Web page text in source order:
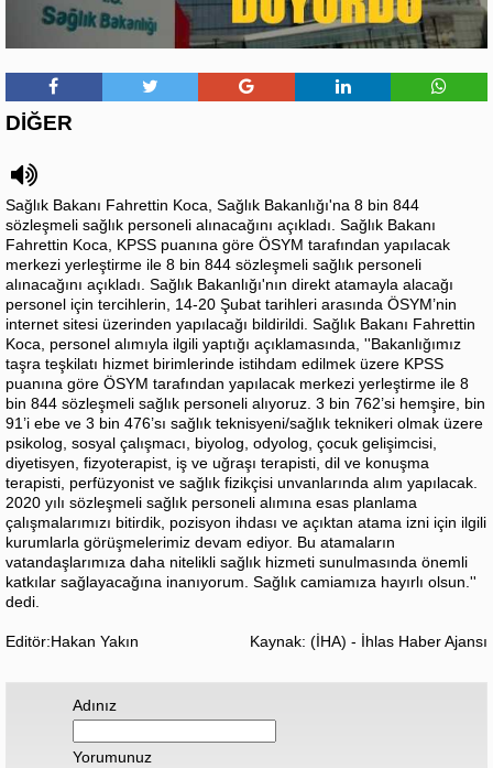
DİĞER
Sağlık Bakanı Fahrettin Koca, Sağlık Bakanlığı'na 8 bin 844
sözleşmeli sağlık personeli alınacağını açıkladı. Sağlık Bakanı
Fahrettin Koca, KPSS puanına göre ÖSYM tarafından yapılacak
merkezi yerleştirme ile 8 bin 844 sözleşmeli sağlık personeli
alınacağını açıkladı. Sağlık Bakanlığı'nın direkt atamayla alacağı
personel için tercihlerin, 14-20 Şubat tarihleri arasında ÖSYM’nin
internet sitesi üzerinden yapılacağı bildirildi. Sağlık Bakanı Fahrettin
Koca, personel alımıyla ilgili yaptığı açıklamasında, ''Bakanlığımız
taşra teşkilatı hizmet birimlerinde istihdam edilmek üzere KPSS
puanına göre ÖSYM tarafından yapılacak merkezi yerleştirme ile 8
bin 844 sözleşmeli sağlık personeli alıyoruz. 3 bin 762’si hemşire, bin
91’i ebe ve 3 bin 476’sı sağlık teknisyeni/sağlık teknikeri olmak üzere
psikolog, sosyal çalışmacı, biyolog, odyolog, çocuk gelişimcisi,
diyetisyen, fizyoterapist, iş ve uğraşı terapisti, dil ve konuşma
terapisti, perfüzyonist ve sağlık fizikçisi unvanlarında alım yapılacak.
2020 yılı sözleşmeli sağlık personeli alımına esas planlama
çalışmalarımızı bitirdik, pozisyon ihdası ve açıktan atama izni için ilgili
kurumlarla görüşmelerimiz devam ediyor. Bu atamaların
vatandaşlarımıza daha nitelikli sağlık hizmeti sunulmasında önemli
katkılar sağlayacağına inanıyorum. Sağlık camiamıza hayırlı olsun.''
dedi.
Editör:Hakan Yakın Kaynak: (İHA) - İhlas Haber Ajansı
Adınız
Yorumunuz